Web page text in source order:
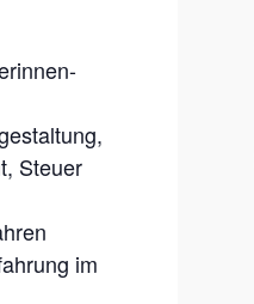
Steuer
im